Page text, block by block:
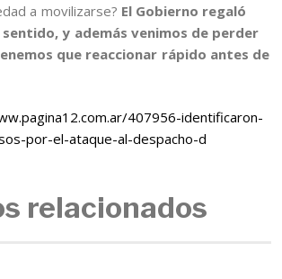
a movilizarse? El Gobierno regaló
y además venimos de perder
que reaccionar rápido antes de
407956-identificaron-
por-el-ataque-al-despacho-d
relacionados